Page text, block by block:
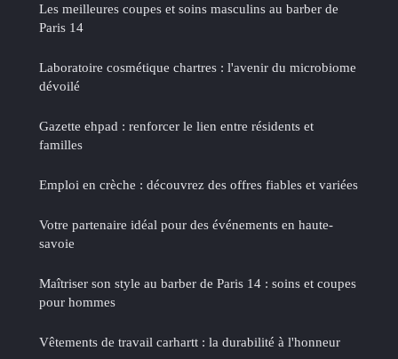
Les meilleures coupes et soins masculins au barber de
Paris 14
Laboratoire cosmétique chartres : l'avenir du microbiome
dévoilé
Gazette ehpad : renforcer le lien entre résidents et
familles
Emploi en crèche : découvrez des offres fiables et variées
Votre partenaire idéal pour des événements en haute-
savoie
Maîtriser son style au barber de Paris 14 : soins et coupes
pour hommes
Vêtements de travail carhartt : la durabilité à l'honneur